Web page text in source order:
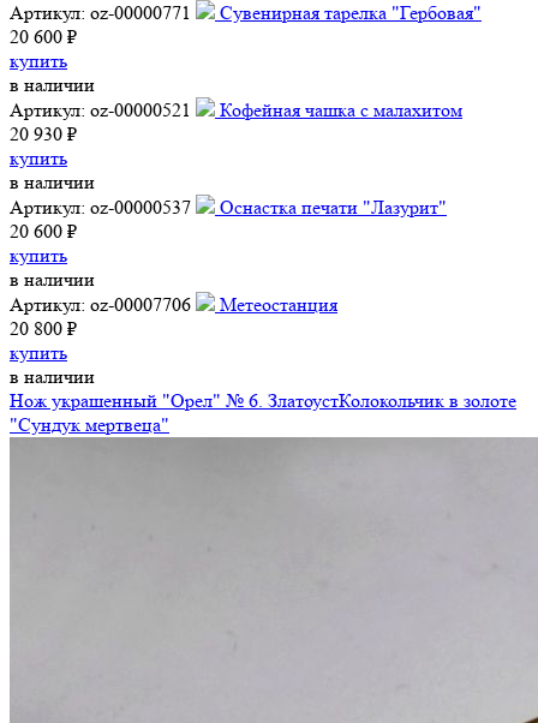
Артикул: oz-00000771
Сувенирная тарелка "Гербовая"
20 600 ₽
купить
в наличии
Артикул: oz-00000521
Кофейная чашка с малахитом
20 930 ₽
купить
в наличии
Артикул: oz-00000537
Оснастка печати "Лазурит"
20 600 ₽
купить
в наличии
Артикул: oz-00007706
Метеостанция
20 800 ₽
купить
в наличии
Нож украшенный "Орел" № 6. ЗлатоустКолокольчик в золоте
"Сундук мертвеца"